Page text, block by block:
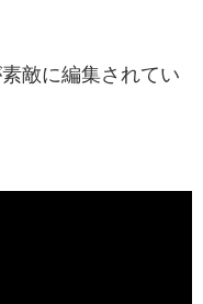
敵に編集されてい